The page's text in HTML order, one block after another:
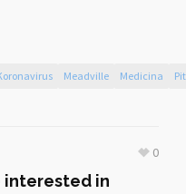
Meadville Medicina
0
interested in